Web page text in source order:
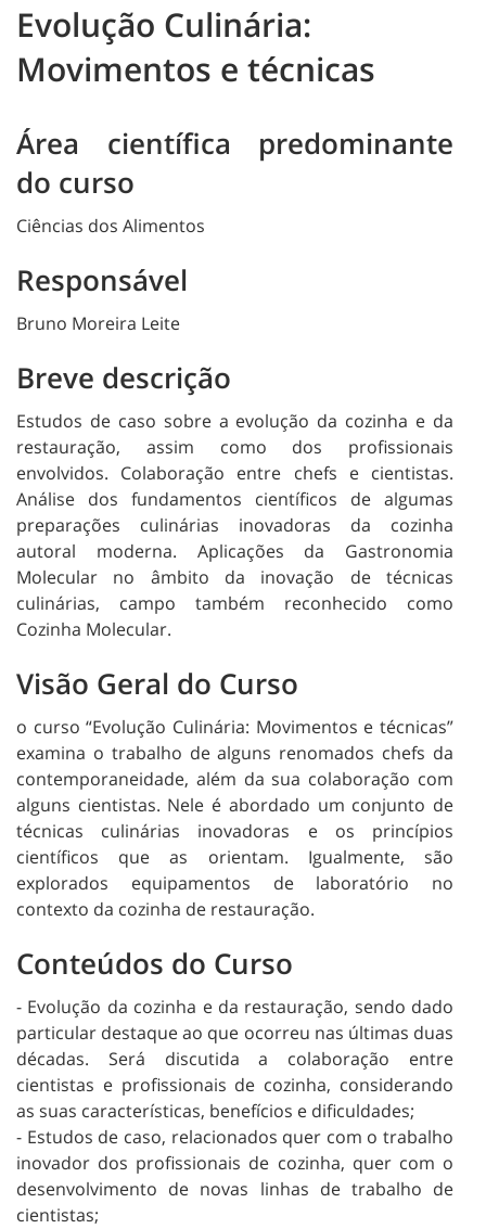
Evolução Culinária:
Movimentos e técnicas
Área científica predominante
do curso
Ciências dos Alimentos
Responsável
Bruno Moreira Leite
Breve descrição
Estudos de caso sobre a evolução da cozinha e da
restauração, assim como dos profissionais
envolvidos. Colaboração entre chefs e cientistas.
Análise dos fundamentos científicos de algumas
preparações culinárias inovadoras da cozinha
autoral moderna. Aplicações da Gastronomia
Molecular no âmbito da inovação de técnicas
culinárias, campo também reconhecido como
Cozinha Molecular.
Visão Geral do Curso
o curso “Evolução Culinária: Movimentos e técnicas”
examina o trabalho de alguns renomados chefs da
contemporaneidade, além da sua colaboração com
alguns cientistas. Nele é abordado um conjunto de
técnicas culinárias inovadoras e os princípios
científicos que as orientam. Igualmente, são
explorados equipamentos de laboratório no
contexto da cozinha de restauração.
Conteúdos do Curso
- Evolução da cozinha e da restauração, sendo dado
particular destaque ao que ocorreu nas últimas duas
décadas. Será discutida a colaboração entre
cientistas e profissionais de cozinha, considerando
as suas características, benefícios e dificuldades;
- Estudos de caso, relacionados quer com o trabalho
inovador dos profissionais de cozinha, quer com o
desenvolvimento de novas linhas de trabalho de
cientistas;